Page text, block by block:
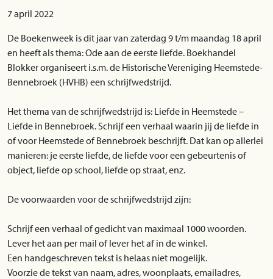
7 april 2022
De Boekenweek is dit jaar van zaterdag 9 t/m maandag 18 april
en heeft als thema: Ode aan de eerste liefde. Boekhandel
Blokker organiseert i.s.m. de Historische Vereniging Heemstede-
Bennebroek (HVHB) een schrijfwedstrijd.
Het thema van de schrijfwedstrijd is: Liefde in Heemstede –
Liefde in Bennebroek. Schrijf een verhaal waarin jij de liefde in
of voor Heemstede of Bennebroek beschrijft. Dat kan op allerlei
manieren: je eerste liefde, de liefde voor een gebeurtenis of
object, liefde op school, liefde op straat, enz.
De voorwaarden voor de schrijfwedstrijd zijn:
Schrijf een verhaal of gedicht van maximaal 1000 woorden.
Lever het aan per mail of lever het af in de winkel.
Een handgeschreven tekst is helaas niet mogelijk.
Voorzie de tekst van naam, adres, woonplaats, emailadres,